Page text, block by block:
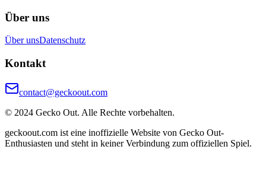
Über uns
Über unsDatenschutz
Kontakt
contact@geckoout.com
© 2024 Gecko Out. Alle Rechte vorbehalten.
geckoout.com ist eine inoffizielle Website von Gecko Out-
Enthusiasten und steht in keiner Verbindung zum offiziellen Spiel.